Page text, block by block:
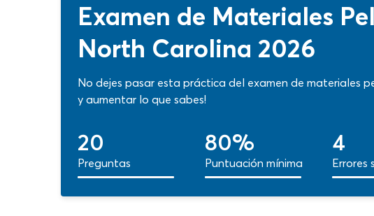
Examen de Materiales
North Carolina 2026
No dejes pasar esta práctica del examen de materiales
y aumentar lo que sabes!
20
Preguntas
80%
Puntuación mínima
4
Errores